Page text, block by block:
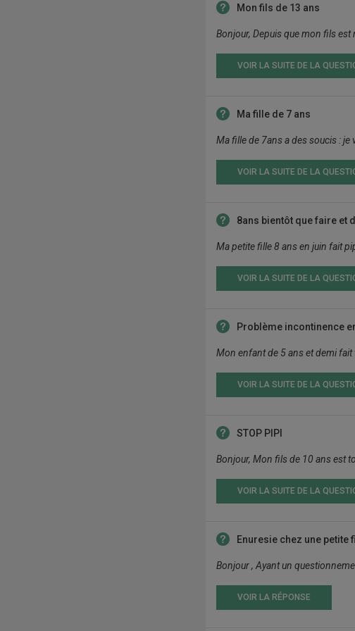
Mon fils de 13 ans
Bonjour, Depuis que mon fils est
VOIR LA SUITE DE LA
Ma fille de 7 ans
Ma fille de 7ans a des soucis : je
VOIR LA SUITE DE LA
8ans bientôt que faire et
Ma petite fille 8 ans en juin fait
VOIR LA SUITE DE LA
Problème incontinence
Mon enfant de 5 ans et demi fait
VOIR LA SUITE DE LA
STOP PIPI
Bonjour, Mon fils de 10 ans est
VOIR LA SUITE DE LA
Enuresie chez une petite
Bonjour , Ayant un
VOIR LA RÉPONSE